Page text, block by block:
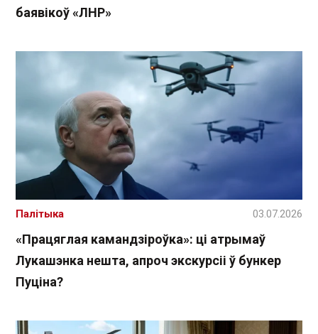
баявікоў «ЛНР»
«Працяглая камандзіроўка»: ці атрымаў
Лукашэнка нешта, апроч экскурсіі ў бункер
Пуціна?
Палітыка 03.07.2026